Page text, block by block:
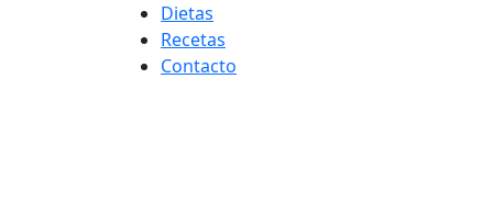
Dietas
Recetas
Contacto